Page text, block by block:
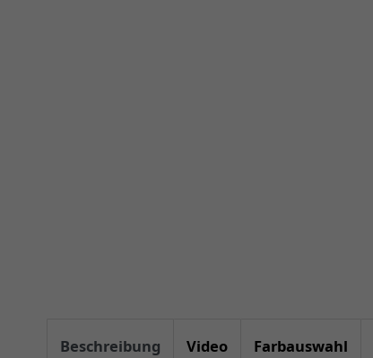
Beschreibung Video Farbauswahl